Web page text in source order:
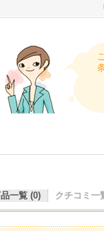
一覧 (0) クチコミ一